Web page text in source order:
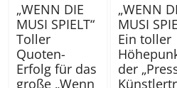
„WENN DIE
MUSI SPIELT“
Toller
Quoten-
Erfolg für das
große „Wenn
„WENN
MUSI
Ein toller
der